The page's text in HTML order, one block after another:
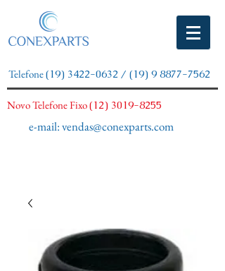
Telefone(19) 3422-0632 / (19) 9 8877-7562
e-mail:vendas@conexparts.com
Novo Telefone Fixo(12) 3019-8255